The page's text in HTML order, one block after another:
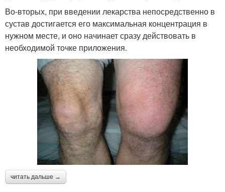
Во-вторых, при введении лекарства непосредственно в
сустав достигается его максимальная концентрация в
нужном месте, и оно начинает сразу действовать в
необходимой точке приложения.
читать дальше →